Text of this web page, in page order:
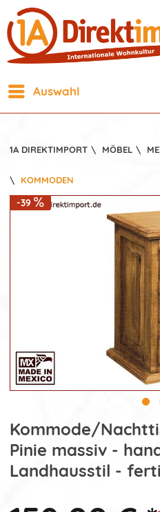
Auswahl
1A DIREKTIMPORT \ MÖBEL \
\ KOMMODEN
-39
Kommode/
Pinie massiv -
Landhausstil -